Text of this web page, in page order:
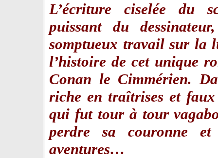
L’écriture ciselée du
puissant du
somptueux travail sur la
l’histoire de cet unique
Conan le Cimmérien.
riche en traîtrises et
qui fut tour à tour
perdre sa couronne et
aventures…